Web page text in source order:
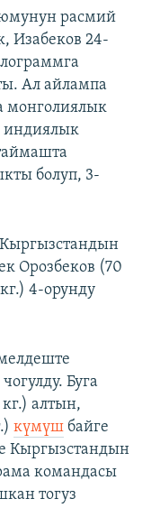
расмий
Изабеков 24-
Ал айлампа
монголиялык
индиялык
болуп, 3-
Орозбеков (70
4-орунду
Буга
алтын,
күмүш байге
Кыргызстандын
командасы
тогуз